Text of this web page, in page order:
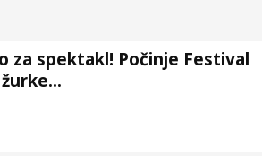
za spektakl! Počinje Festival